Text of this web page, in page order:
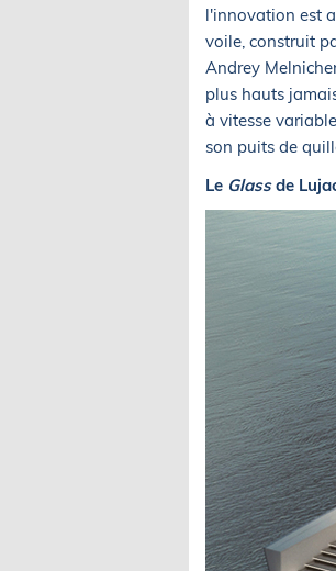
l'innovation est
voile, construit
Andrey
plus hauts
à vitesse
son puits de
Le Glassde